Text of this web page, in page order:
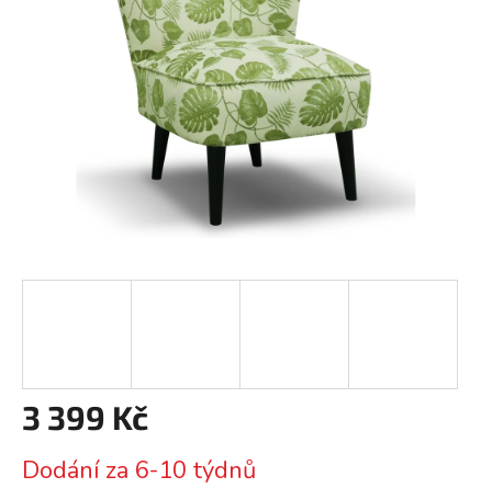
3 399 Kč
cena:
Dodání za 6-10 týdnů